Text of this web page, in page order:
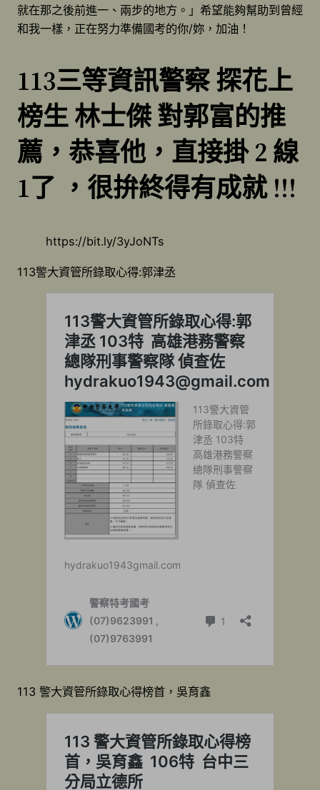
就在那之後前進一、兩步的地方。」希望能夠幫助到曾經
和我一樣，正在努力準備國考的你/妳，加油！
113三等資訊警察 探花上
榜生 林士傑 對郭富的推
薦，恭喜他，直接掛 2 線
1了 ，很拚終得有成就 !!!
https://bit.ly/3yJoNTs
113警大資管所錄取心得:郭津丞
113 警大資管所錄取心得榜首，吳育鑫